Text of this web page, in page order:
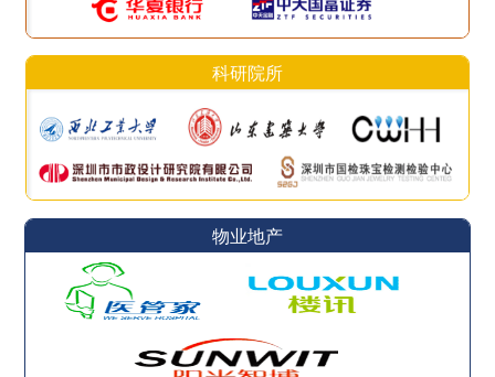
科研院所
物业地产